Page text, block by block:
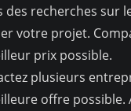
des recherches sur
votre projet.
prix possible.
plusieurs
offre possible.